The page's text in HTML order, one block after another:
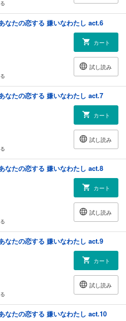
なたの恋する 嫌いなわたし act.6
カート
試し読み
なたの恋する 嫌いなわたし act.7
カート
試し読み
なたの恋する 嫌いなわたし act.8
カート
試し読み
なたの恋する 嫌いなわたし act.9
カート
試し読み
なたの恋する 嫌いなわたし act.10